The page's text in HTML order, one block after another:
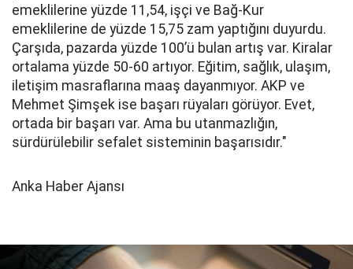
emeklilerine yüzde 11,54, işçi ve Bağ-Kur
emeklilerine de yüzde 15,75 zam yaptığını duyurdu.
Çarşıda, pazarda yüzde 100’ü bulan artış var. Kiralar
ortalama yüzde 50-60 artıyor. Eğitim, sağlık, ulaşım,
iletişim masraflarına maaş dayanmıyor. AKP ve
Mehmet Şimşek ise başarı rüyaları görüyor. Evet,
ortada bir başarı var. Ama bu utanmazlığın,
sürdürülebilir sefalet sisteminin başarısıdır."
Anka Haber Ajansı